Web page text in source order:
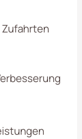
Zufahrten